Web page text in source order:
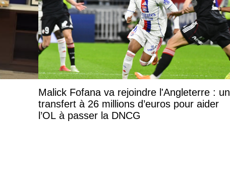
Malick Fofana va rejoindre l'Angleterre : un
transfert à 26 millions d’euros pour aider
l’OL à passer la DNCG